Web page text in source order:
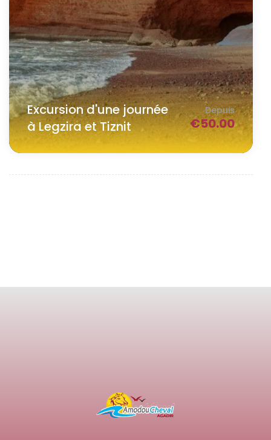
Excursion d'une journée
à Legzira et Tiznit
Depuis
€50.00